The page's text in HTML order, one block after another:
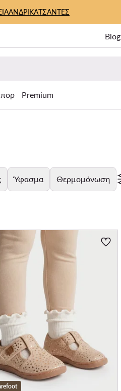
ΑΝΔΡΙΚΑΤΣΑΝΤΕΣ
Blog
Premium
Ύφασμα Θερμομόνωση